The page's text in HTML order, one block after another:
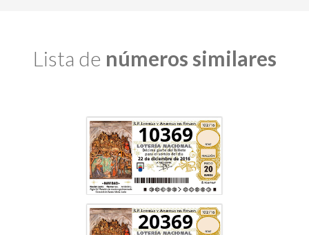
Lista de números similares
10369
20369